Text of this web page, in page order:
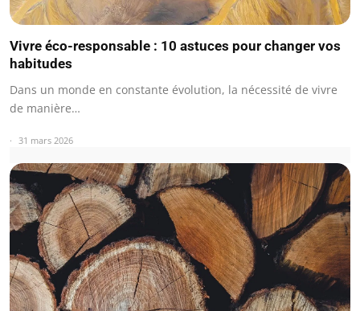
Vivre éco-responsable : 10 astuces pour changer vos
habitudes
Dans un monde en constante évolution, la nécessité de vivre
de manière…
31 mars 2026